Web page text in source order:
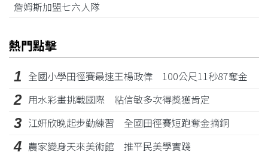
詹姆斯加盟七六人隊
熱門點擊
1 全國小學田徑賽最速王楊政偉 100公尺11秒87奪金
2 用水彩畫挑戰國際 粘信敏多次得獎獲肯定
3 江姸欣晚起步勤練習 全國田徑賽短跑奪金摘銅
4 農家變身天來美術館 推平民美學實踐